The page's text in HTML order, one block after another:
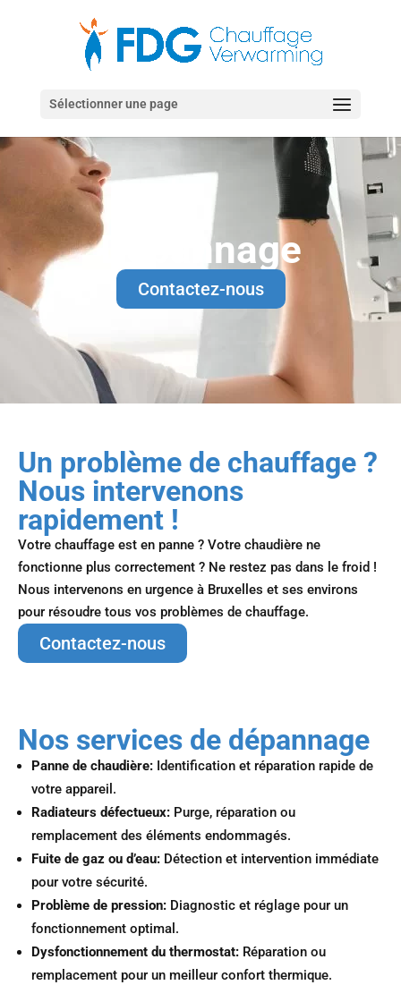
Sélectionner une page
Dépannage
Contactez-nous
Un problème de chauffage ?
Nous intervenons
rapidement !
Votre chauffage est en panne ? Votre chaudière ne
fonctionne plus correctement ? Ne restez pas dans le froid !
Nous intervenons en urgence à Bruxelles et ses environs
pour résoudre tous vos problèmes de chauffage.
Contactez-nous
Nos services de dépannage
Panne de chaudière: Identification et réparation rapide de
votre appareil.
Radiateurs défectueux: Purge, réparation ou
remplacement des éléments endommagés.
Fuite de gaz ou d’eau: Détection et intervention immédiate
pour votre sécurité.
Problème de pression: Diagnostic et réglage pour un
fonctionnement optimal.
Dysfonctionnement du thermostat: Réparation ou
remplacement pour un meilleur confort thermique.